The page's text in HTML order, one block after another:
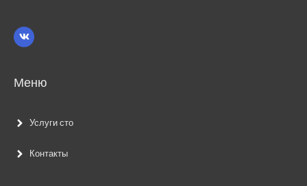
Меню
Услуги сто
Контакты